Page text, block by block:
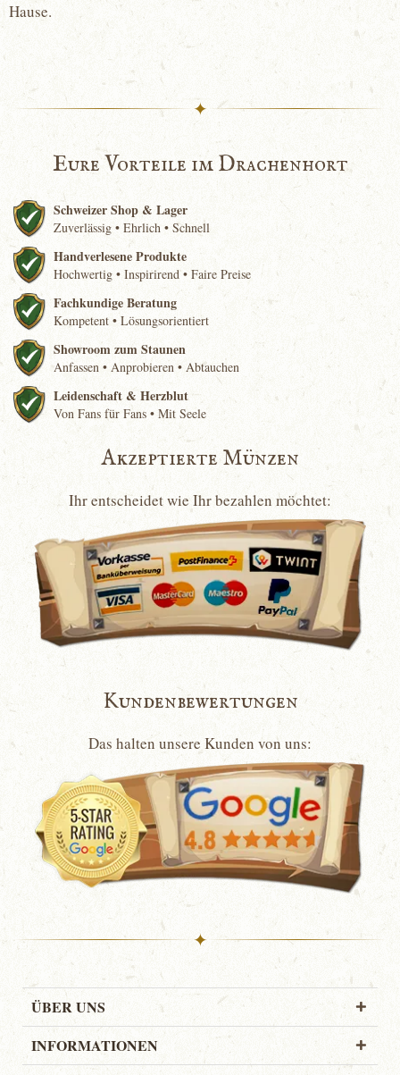
Hause.
✦
Eure Vorteile im Drachenhort
Schweizer Shop & Lager
Zuverlässig • Ehrlich • Schnell
Handverlesene Produkte
Hochwertig • Inspirirend • Faire Preise
Fachkundige Beratung
Kompetent • Lösungsorientiert
Showroom zum Staunen
Anfassen • Anprobieren • Abtauchen
Leidenschaft & Herzblut
Von Fans für Fans • Mit Seele
Akzeptierte Münzen
Ihr entscheidet wie Ihr bezahlen möchtet:
Kundenbewertungen
Das halten unsere Kunden von uns:
✦
ÜBER UNS
INFORMATIONEN